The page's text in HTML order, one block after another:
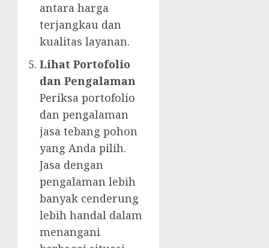
antara harga
terjangkau dan
kualitas layanan.
Lihat Portofolio
dan Pengalaman
Periksa portofolio
dan pengalaman
jasa tebang pohon
yang Anda pilih.
Jasa dengan
pengalaman lebih
banyak cenderung
lebih handal dalam
menangani